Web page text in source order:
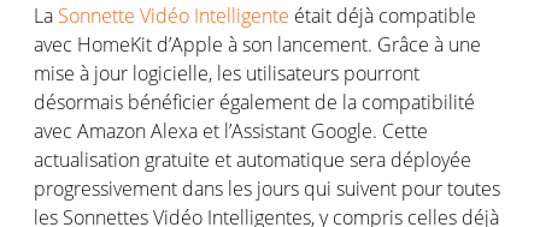
La Sonnette Vidéo Intelligente était déjà compatible
avec HomeKit d’Apple à son lancement. Grâce à une
mise à jour logicielle, les utilisateurs pourront
désormais bénéficier également de la compatibilité
avec Amazon Alexa et l’Assistant Google. Cette
actualisation gratuite et automatique sera déployée
progressivement dans les jours qui suivent pour toutes
les Sonnettes Vidéo Intelligentes, y compris celles déjà